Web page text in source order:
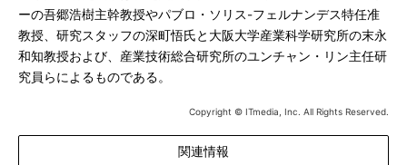
ーの吾郷浩樹主幹教授やパブロ・ソリス-フェルナンデス特任准
教授、研究スタッフの深町悟氏と大阪大学産業科学研究所の末永
和知教授および、産業技術総合研究所のユンチャン・リン主任研
究員らによるものである。
Copyright © ITmedia, Inc. All Rights Reserved.
関連情報